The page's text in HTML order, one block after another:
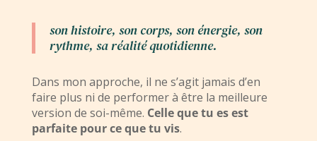
son histoire, son corps, son énergie, son
rythme, sa réalité quotidienne.
Dans mon approche, il ne s’agit jamais d’en
faire plus ni de performer à être la meilleure
version de soi-même. Celle que tu es est
parfaite pour ce que tu vis.